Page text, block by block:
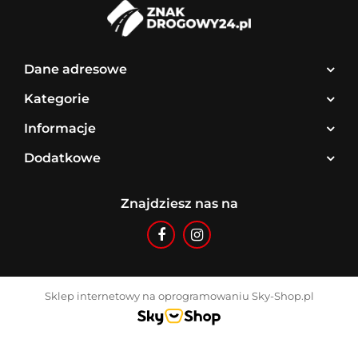
Dane adresowe
Kategorie
Informacje
Dodatkowe
Znajdziesz nas na
Sklep internetowy na oprogramowaniu Sky-Shop.pl